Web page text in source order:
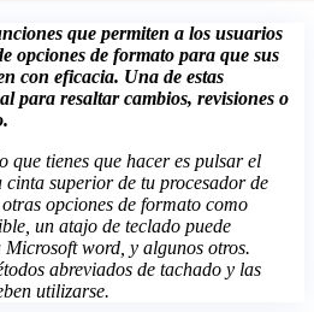
que permiten a los usuarios
opciones de formato para que sus
con eficacia. Una de estas
para resaltar cambios, revisiones o
que tienes que hacer es pulsar el
cinta superior de tu procesador de
opciones de formato como
un atajo de teclado puede
word, y algunos otros.
abreviados de tachado y las
utilizarse.